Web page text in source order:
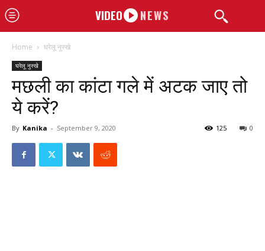
VIDEO NEWS
Home घरेलू नुस्खे
घरेलू नुस्खे
मछली का कांटा गले में अटक जाए तो
ये करें?
By Kanika - September 9, 2020 0
125